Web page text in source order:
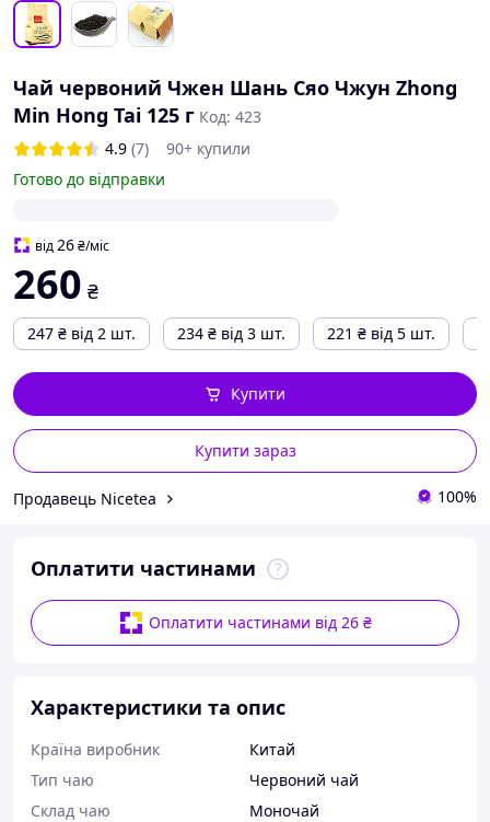
Чай червоний Чжен Шань Сяо Чжун Zhong
Min Hong Tai 125 г Код: 423
4.9 (7)
90+ купили
Готово до відправки
від26₴/міс
260 ₴
247 ₴ від 2 шт. 234 ₴ від 3 шт. 221 ₴ від 5 шт.
Купити зараз
Купити
Продавець Nicetea 100%
Оплатити частинами
Оплатити частинами від 26 ₴
Характеристики та опис
Країна виробник
Китай
Тип чаю
Червоний чай
Склад чаю
Моночай